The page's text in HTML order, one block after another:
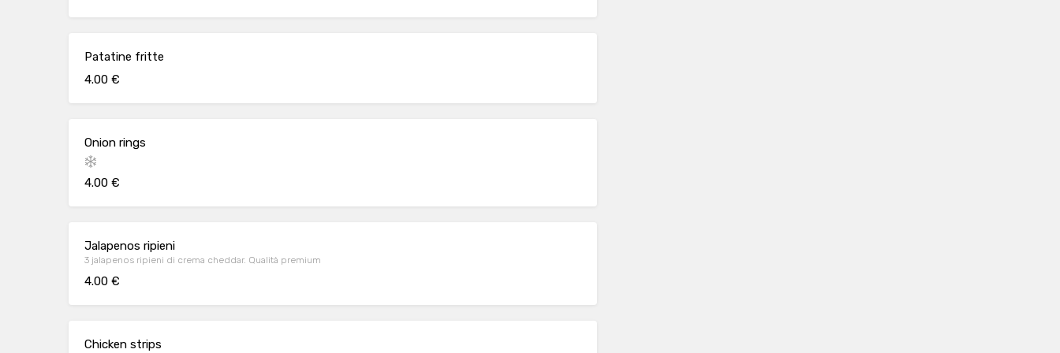
Patatine fritte
4.00 €
Onion rings
4.00 €
Jalapenos ripieni
3 jalapenos ripieni di crema cheddar. Qualità premium
4.00 €
Chicken strips